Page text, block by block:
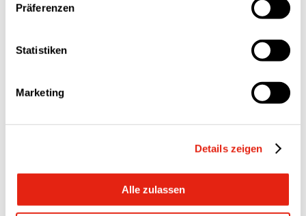
Präferenzen
Statistiken
Marketing
Details zeigen
Alle zulassen
Moveero A/S